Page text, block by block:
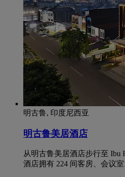
明古鲁, 印度尼西亚
明古鲁美居酒店
从明古鲁美居酒店步行至 Ibu
酒店拥有 224 间客房、会议